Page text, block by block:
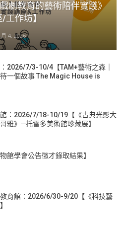
劇教育的藝術陪伴實踐》
工作坊】
4, 2026
2026/7/3-10/4【TAM+藝術之森｜
一個故事 The Magic House is
：2026/7/18-10/19【《古典光影大
雅》─托雷多美術館珍藏展】
館學會公告徵才錄取結果】
育館：2026/6/30-9/20【《科技藝